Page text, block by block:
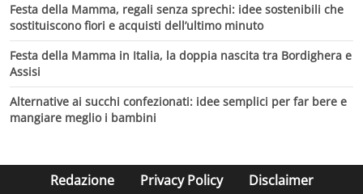
Festa della Mamma, regali senza sprechi: idee sostenibili che
sostituiscono fiori e acquisti dell’ultimo minuto
Festa della Mamma in Italia, la doppia nascita tra Bordighera e
Assisi
Alternative ai succhi confezionati: idee semplici per far bere e
mangiare meglio i bambini
Redazione Privacy Policy Disclaimer